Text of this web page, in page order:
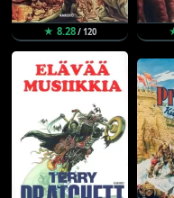
★ 8.28/ 120